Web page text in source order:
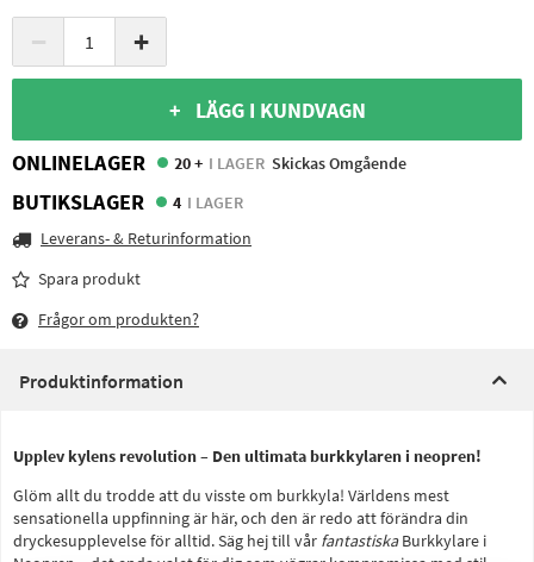
− +
+ LÄGG I KUNDVAGN
ONLINELAGER
20 + I LAGER Skickas Omgående
BUTIKSLAGER 4 I LAGER
Leverans- & Returinformation
Spara produkt
Frågor om produkten?
Produktinformation
Upplev kylens revolution – Den ultimata burkkylaren i neopren!
Glöm allt du trodde att du visste om burkkyla! Världens mest
sensationella uppfinning är här, och den är redo att förändra din
dryckesupplevelse för alltid. Säg hej till vår fantastiskaBurkkylare i